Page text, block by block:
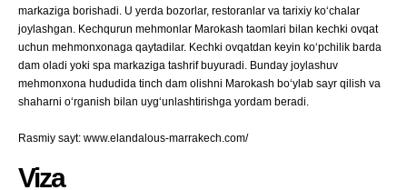
markaziga borishadi. U yerda bozorlar, restoranlar va tarixiy ko‘chalar
joylashgan. Kechqurun mehmonlar Marokash taomlari bilan kechki ovqat
uchun mehmonxonaga qaytadilar. Kechki ovqatdan keyin ko‘pchilik barda
dam oladi yoki spa markaziga tashrif buyuradi. Bunday joylashuv
mehmonxona hududida tinch dam olishni Marokash bo‘ylab sayr qilish va
shaharni o‘rganish bilan uyg‘unlashtirishga yordam beradi.
Rasmiy sayt: www.elandalous-marrakech.com/
Viza